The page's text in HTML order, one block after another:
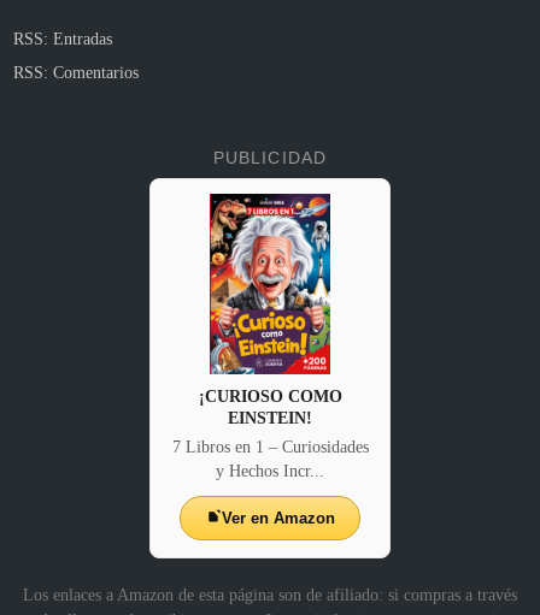
RSS: Entradas
RSS: Comentarios
PUBLICIDAD
¡CURIOSO COMO
EINSTEIN!
7 Libros en 1 – Curiosidades
y Hechos Incr...
Ver en Amazon
Los enlaces a Amazon de esta página son de afiliado: si compras a través